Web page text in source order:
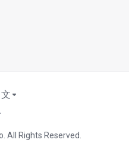
All Rights Reserved.